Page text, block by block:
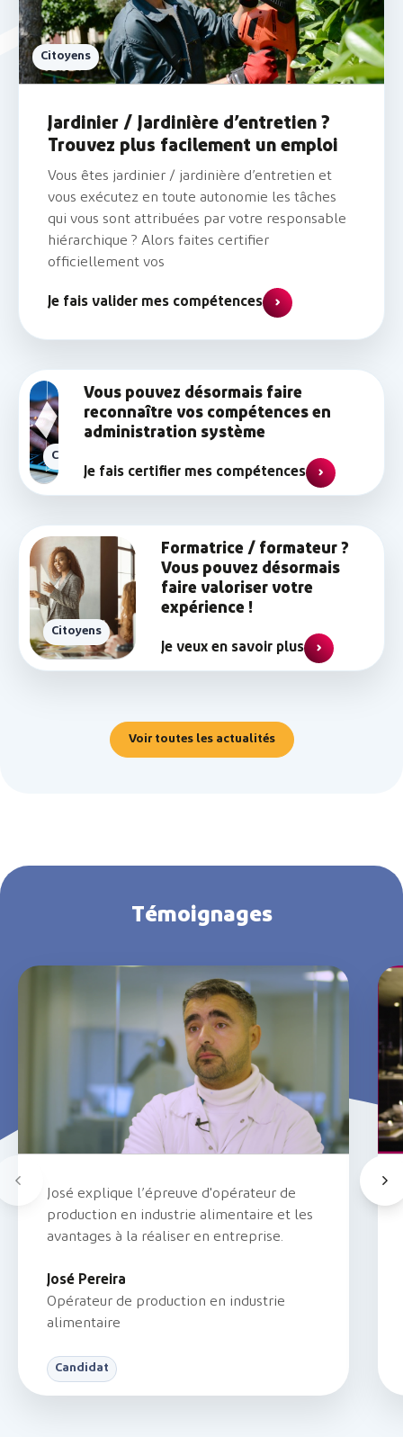
Citoyens
Jardinier / Jardinière d’entretien ?
Trouvez plus facilement un emploi
Vous êtes jardinier / jardinière d’entretien et
vous exécutez en toute autonomie les tâches
qui vous sont attribuées par votre responsable
hiérarchique ? Alors faites certifier
officiellement vos
Je fais valider mes compétences
Citoyens
Vous pouvez désormais faire
reconnaître vos compétences en
administration système
Je fais certifier mes compétences
Citoyens
Formatrice / formateur ?
Vous pouvez désormais
faire valoriser votre
expérience !
Je veux en savoir plus
Voir toutes les actualités
Témoignages
José explique l’épreuve d'opérateur de
production en industrie alimentaire et les
avantages à la réaliser en entreprise.
José Pereira
Opérateur de production en industrie
alimentaire
Candidat